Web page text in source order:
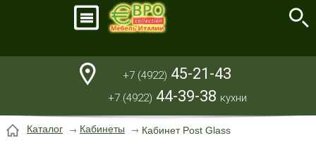
+7 (4922) 45-21-43
+7 (4922) 44-39-38 кухни
Каталог Кабинеты Кабинет Post Glass